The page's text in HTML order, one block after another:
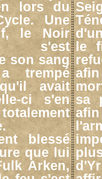
lors du
Une
le Noir
s'est
son sang
trempé
avait
ci s'en
blessé
que lui
Arken,
le
sa